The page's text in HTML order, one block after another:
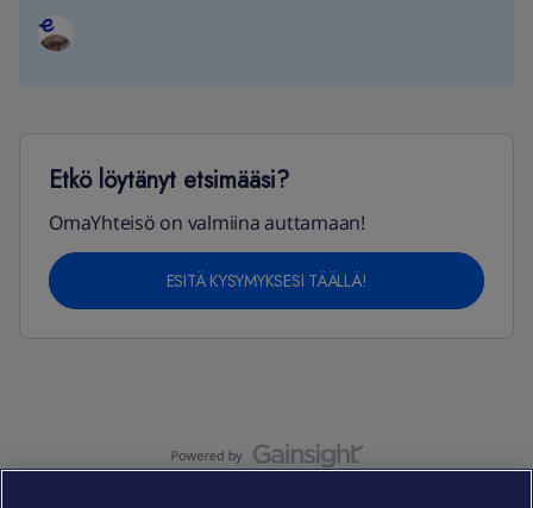
Etkö löytänyt etsimääsi?
OmaYhteisö on valmiina auttamaan!
ESITÄ KYSYMYKSESI TÄÄLLÄ!